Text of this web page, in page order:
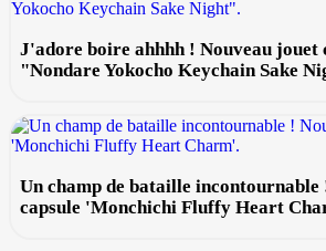
J'adore boire ahhhh ! Nouveau jouet
"Nondare Yokocho Keychain Sake
Un champ de bataille incontournable
capsule 'Monchichi Fluffy Heart